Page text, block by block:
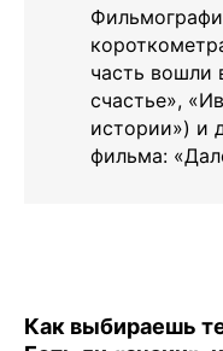
часть вошли
счастье»,
истории») и
фильма:
Как выбираешь